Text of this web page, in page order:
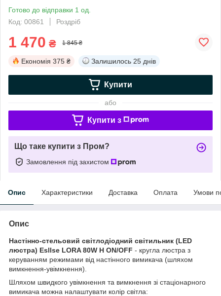
Готово до відправки 1 од.
Код: 00861
Роздріб
1 470 ₴ 1 845 ₴
Економія 375 ₴ Залишилось 25 днів
Купити
або
Купити з
Що таке купити з Пром?
Замовлення під захистом
Опис Характеристики Доставка Оплата Умови
Опис
Настінно-стельовий світлодіодний світильник (LED
люстра) Esllse LORA 80W H ON/OFF - кругла люстра з
керуванням режимами від настінного вимикача (шляхом
вимкнення-увімкнення).
Шляхом швидкого увімкнення та вимкнення зі стаціонарного
вимикача можна налаштувати колір світла: